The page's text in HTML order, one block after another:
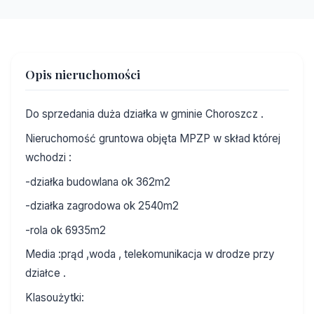
Opis nieruchomości
Do sprzedania duża działka w gminie Choroszcz .
Nieruchomość gruntowa objęta MPZP w skład której
wchodzi :
-działka budowlana ok 362m2
-działka zagrodowa ok 2540m2
-rola ok 6935m2
Media :prąd ,woda , telekomunikacja w drodze przy
działce .
Klasoużytki: